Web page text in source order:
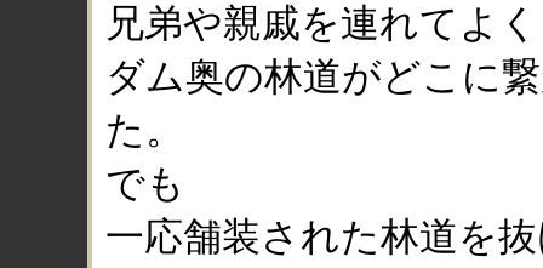
兄弟や親戚を連れてよ
ダム奥の林道がどこに
た。
でも
一応舗装された林道を